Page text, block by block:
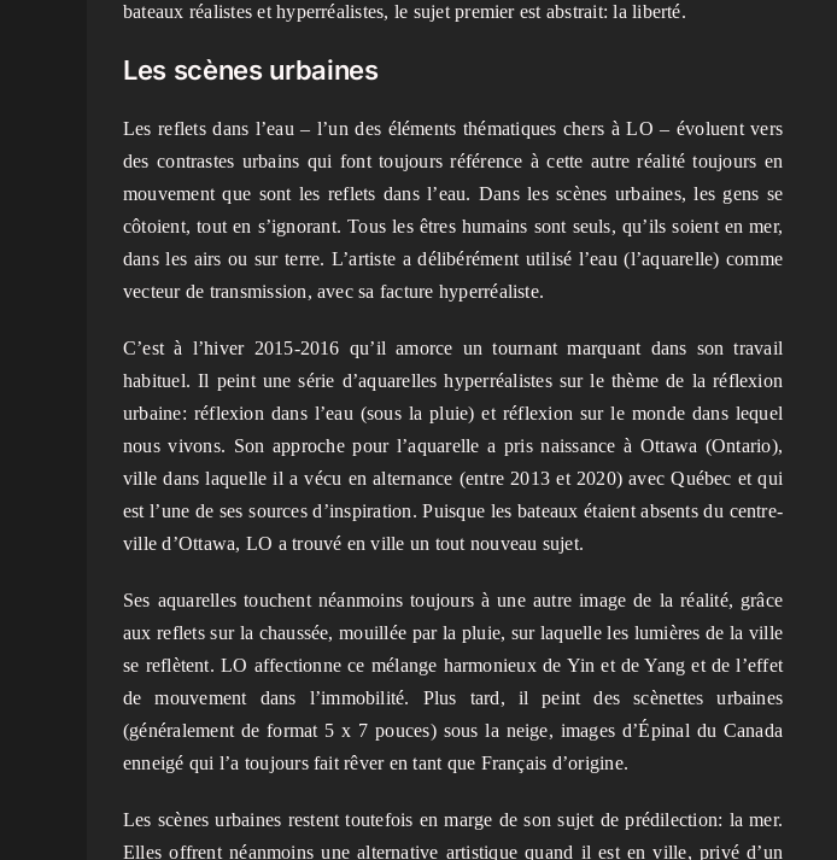
bateaux réalistes et hyperréalistes, le sujet premier est abstrait: la liberté.
Les scènes urbaines
Les reflets dans l’eau – l’un des éléments thématiques chers à LO – évoluent vers
des contrastes urbains qui font toujours référence à cette autre réalité toujours en
mouvement que sont les reflets dans l’eau. Dans les scènes urbaines, les gens se
côtoient, tout en s’ignorant. Tous les êtres humains sont seuls, qu’ils soient en mer,
dans les airs ou sur terre. L’artiste a délibérément utilisé l’eau (l’aquarelle) comme
vecteur de transmission, avec sa facture hyperréaliste.
C’est à l’hiver 2015-2016 qu’il amorce un tournant marquant dans son travail
habituel. Il peint une série d’aquarelles hyperréalistes sur le thème de la réflexion
urbaine: réflexion dans l’eau (sous la pluie) et réflexion sur le monde dans lequel
nous vivons. Son approche pour l’aquarelle a pris naissance à Ottawa (Ontario),
ville dans laquelle il a vécu en alternance (entre 2013 et 2020) avec Québec et qui
est l’une de ses sources d’inspiration. Puisque les bateaux étaient absents du centre-
ville d’Ottawa, LO a trouvé en ville un tout nouveau sujet.
Ses aquarelles touchent néanmoins toujours à une autre image de la réalité, grâce
aux reflets sur la chaussée, mouillée par la pluie, sur laquelle les lumières de la ville
se reflètent. LO affectionne ce mélange harmonieux de Yin et de Yang et de l’effet
de mouvement dans l’immobilité. Plus tard, il peint des scènettes urbaines
(généralement de format 5 x 7 pouces) sous la neige, images d’Épinal du Canada
enneigé qui l’a toujours fait rêver en tant que Français d’origine.
Les scènes urbaines restent toutefois en marge de son sujet de prédilection: la mer.
Elles offrent néanmoins une alternative artistique quand il est en ville, privé d’un